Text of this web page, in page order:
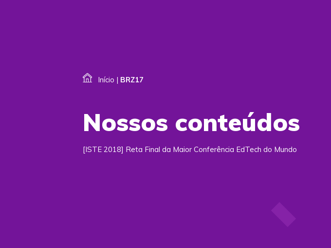
Início | BRZ17
Nossos conteúdos
[ISTE 2018] Reta Final da Maior Conferência EdTech do Mundo